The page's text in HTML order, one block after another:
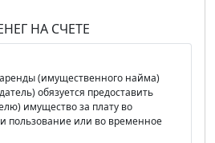
НА СЧЕТЕ
аренды (имущественного найма)
обязуется предоставить
имущество за плату во
пользование или во временное